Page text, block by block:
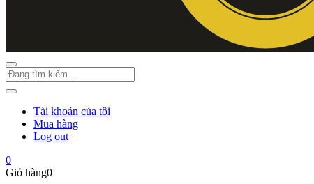
Tài khoản của tôi
Mua hàng
Log out
0
Giỏ hàng0